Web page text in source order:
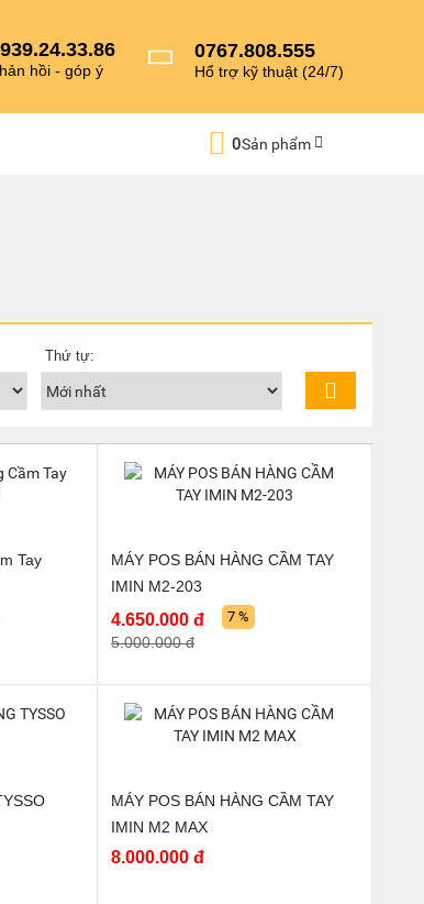
hồi - góp ý
0767.808.555
Hổ trợ kỹ thuật (24/7)
0Sản phẩm
Thứ tự:
Tay
MÁY POS BÁN HÀNG CẦM TAY
IMIN M2-203
4.650.000 đ
5.000.000 đ
7 %
MÁY POS BÁN HÀNG CẦM TAY
IMIN M2 MAX
8.000.000 đ